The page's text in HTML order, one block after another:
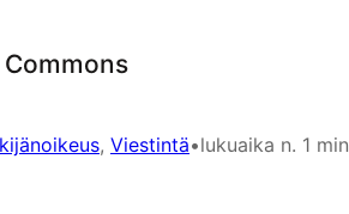
, Viestintä•lukuaika n. 1 min